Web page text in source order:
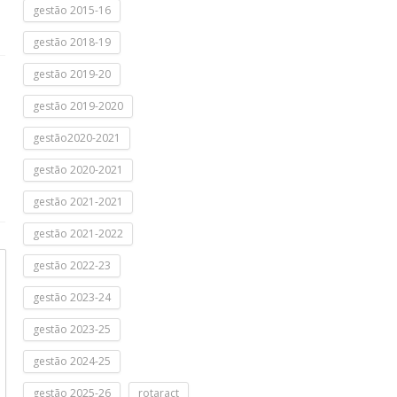
gestão 2015-16
gestão 2018-19
gestão 2019-20
gestão 2019-2020
gestão2020-2021
gestão 2020-2021
gestão 2021-2021
gestão 2021-2022
gestão 2022-23
gestão 2023-24
gestão 2023-25
gestão 2024-25
gestão 2025-26 rotaract